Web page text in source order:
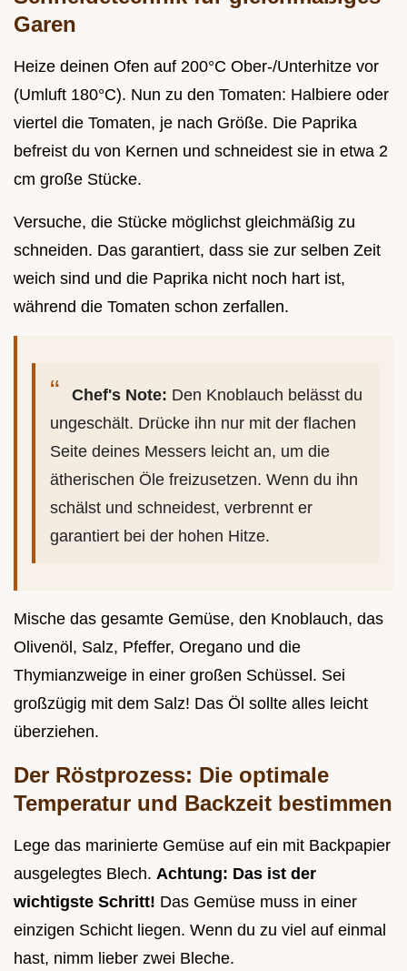
Garen
Heize deinen Ofen auf 200°C Ober-/Unterhitze vor
(Umluft 180°C). Nun zu den Tomaten: Halbiere oder
viertel die Tomaten, je nach Größe. Die Paprika
befreist du von Kernen und schneidest sie in etwa 2
cm große Stücke.
Versuche, die Stücke möglichst gleichmäßig zu
schneiden. Das garantiert, dass sie zur selben Zeit
weich sind und die Paprika nicht noch hart ist,
während die Tomaten schon zerfallen.
Chef's Note: Den Knoblauch belässt du
ungeschält. Drücke ihn nur mit der flachen
Seite deines Messers leicht an, um die
ätherischen Öle freizusetzen. Wenn du ihn
schälst und schneidest, verbrennt er
garantiert bei der hohen Hitze.
Mische das gesamte Gemüse, den Knoblauch, das
Olivenöl, Salz, Pfeffer, Oregano und die
Thymianzweige in einer großen Schüssel. Sei
großzügig mit dem Salz! Das Öl sollte alles leicht
überziehen.
Der Röstprozess: Die optimale
Temperatur und Backzeit bestimmen
Lege das marinierte Gemüse auf ein mit Backpapier
ausgelegtes Blech. Achtung: Das ist der
wichtigste Schritt! Das Gemüse muss in einer
einzigen Schicht liegen. Wenn du zu viel auf einmal
hast, nimm lieber zwei Bleche.